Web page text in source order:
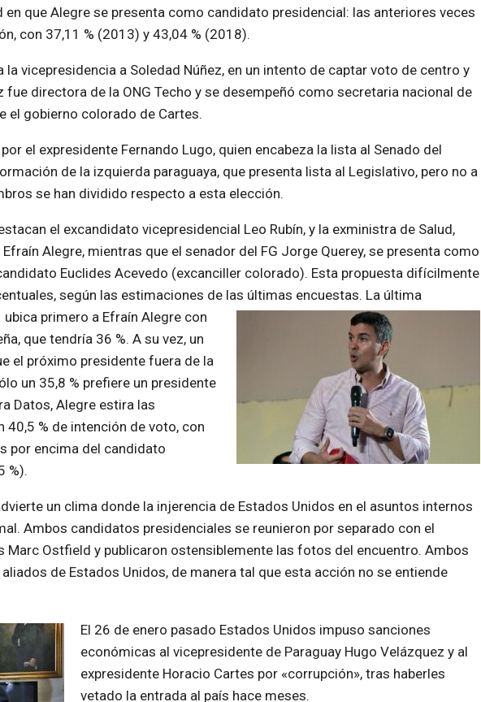
que Alegre se presenta como candidato presidencial: las anteriores veces
con 37,11 % (2013) y 43,04 % (2018).
vicepresidencia a Soledad Núñez, en un intento de captar voto de centro y
fue directora de la ONG Techo y se desempeñó como secretaria nacional de
el gobierno colorado de Cartes.
el expresidente Fernando Lugo, quien encabeza la lista al Senado del
de la izquierda paraguaya, que presenta lista al Legislativo, pero no a
se han dividido respecto a esta elección.
el excandidato vicepresidencial Leo Rubín, y la exministra de Salud,
Alegre, mientras que el senador del FG Jorge Querey, se presenta como
Euclides Acevedo (excanciller colorado). Esta propuesta difícilmente
según las estimaciones de las últimas encuestas. La última
primero a Efraín Alegre con
que tendría 36 %. A su vez, un
el próximo presidente fuera de la
un 35,8 % prefiere un presidente
Datos, Alegre estira las
% de intención de voto, con
por encima del candidato
%).
un clima donde la injerencia de Estados Unidos en el asuntos internos
Ambos candidatos presidenciales se reunieron por separado con el
Marc Ostfield y publicaron ostensiblemente las fotos del encuentro. Ambos
de Estados Unidos, de manera tal que esta acción no se entiende
El 26 de enero pasado Estados Unidos impuso sanciones
económicas al vicepresidente de Paraguay Hugo Velázquez y al
expresidente Horacio Cartes por «corrupción», tras haberles
vetado la entrada al país hace meses.